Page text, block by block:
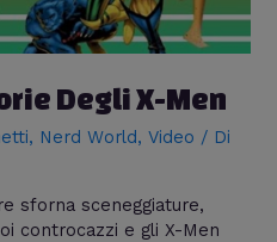
Degli X-Men
, Nerd World,Video / Di
sforna sceneggiature,
controcazzi e gli X-Men